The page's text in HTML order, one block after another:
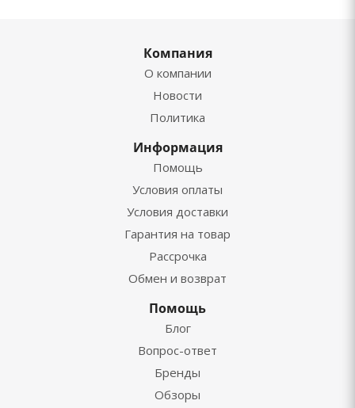
Компания
О компании
Новости
Политика
Информация
Помощь
Условия оплаты
Условия доставки
Гарантия на товар
Рассрочка
Обмен и возврат
Помощь
Блог
Вопрос-ответ
Бренды
Обзоры